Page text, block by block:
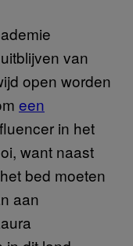
van
open worden
een
in het
want naast
bed moeten
aan